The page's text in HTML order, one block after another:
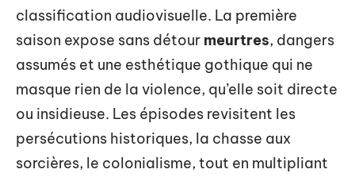
classification audiovisuelle. La première
saison expose sans détour meurtres, dangers
assumés et une esthétique gothique qui ne
masque rien de la violence, qu’elle soit directe
ou insidieuse. Les épisodes revisitent les
persécutions historiques, la chasse aux
sorcières, le colonialisme, tout en multipliant